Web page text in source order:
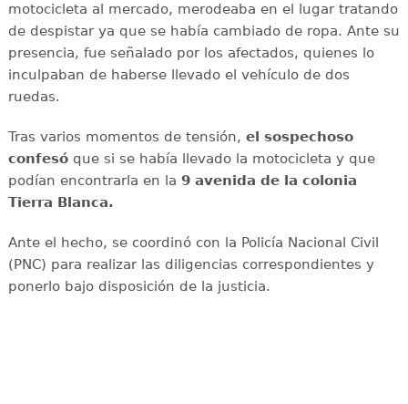
motocicleta al mercado, merodeaba en el lugar tratando
de despistar ya que se había cambiado de ropa. Ante su
presencia, fue señalado por los afectados, quienes lo
inculpaban de haberse llevado el vehículo de dos
ruedas.
Tras varios momentos de tensión, el sospechoso
confesóque si se había llevado la motocicleta y que
podían encontrarla en la 9 avenida de la colonia
Tierra Blanca.
Ante el hecho, se coordinó con la Policía Nacional Civil
(PNC) para realizar las diligencias correspondientes y
ponerlo bajo disposición de la justicia.